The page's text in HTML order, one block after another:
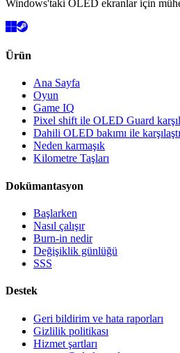
Windows'taki OLED ekranlar için
Ürün
Ana Sayfa
Oyun
Game IQ
Pixel shift ile OLED Guard
Dahili OLED bakımı ile
Neden karmaşık
Kilometre Taşları
Dokümantasyon
Başlarken
Nasıl çalışır
Burn-in nedir
Değişiklik günlüğü
SSS
Destek
Geri bildirim ve hata raporları
Gizlilik politikası
Hizmet şartları